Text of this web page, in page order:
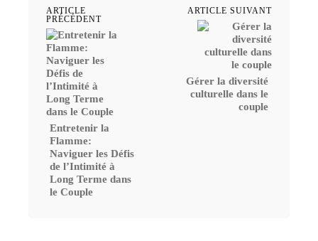
ARTICLE
PRÉCÉDENT
Entretenir la
Flamme:
Naviguer les Défis
de l’Intimité à
Long Terme dans
le Couple
ARTICLE SUIVANT
Gérer la diversité
culturelle dans le
couple